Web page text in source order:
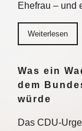
Ehefrau – und
Weiterlesen
Was ein
dem
würde
Das CDU-